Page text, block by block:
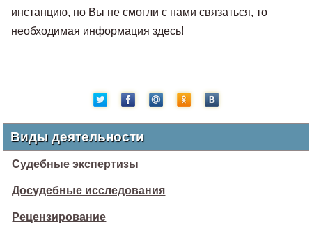
инстанцию, но Вы не смогли с нами связаться, то
необходимая информация здесь!
Виды деятельности
Судебные экспертизы
Досудебные исследования
Рецензирование